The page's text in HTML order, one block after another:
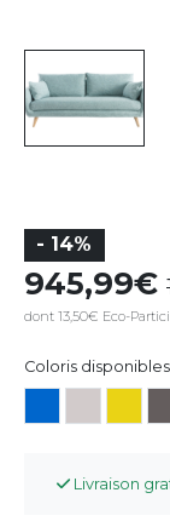
- 14%
945,99
dont 13,50€ Eco-
Coloris disponibles
Livraison